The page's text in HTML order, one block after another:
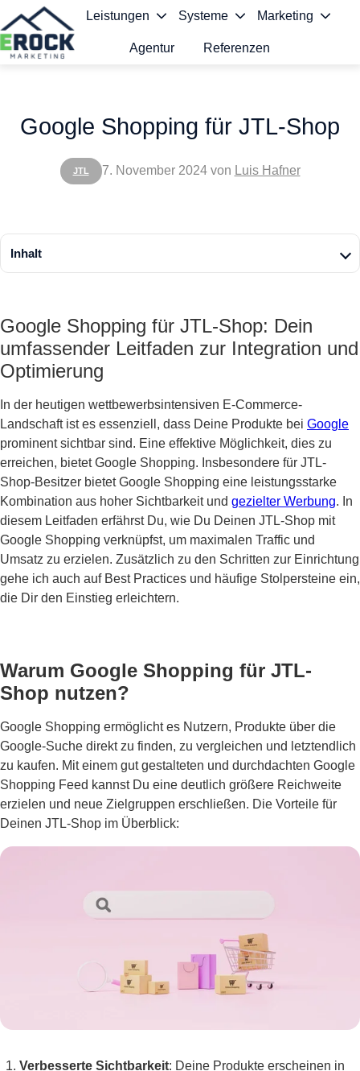
Leistungen Systeme Marketing
Agentur Referenzen
JTL
Google Shopping für JTL-Shop
7. November 2024von Luis Hafner
Inhalt
Google Shopping für JTL-Shop: Dein
umfassender Leitfaden zur Integration und
Optimierung
In der heutigen wettbewerbsintensiven E-Commerce-
Landschaft ist es essenziell, dass Deine Produkte bei Google
prominent sichtbar sind. Eine effektive Möglichkeit, dies zu
erreichen, bietet Google Shopping. Insbesondere für JTL-
Shop-Besitzer bietet Google Shopping eine leistungsstarke
Kombination aus hoher Sichtbarkeit und gezielter Werbung. In
diesem Leitfaden erfährst Du, wie Du Deinen JTL-Shop mit
Google Shopping verknüpfst, um maximalen Traffic und
Umsatz zu erzielen. Zusätzlich zu den Schritten zur Einrichtung
gehe ich auch auf Best Practices und häufige Stolpersteine ein,
die Dir den Einstieg erleichtern.
Warum Google Shopping für JTL-
Shop nutzen?
Google Shopping ermöglicht es Nutzern, Produkte über die
Google-Suche direkt zu finden, zu vergleichen und letztendlich
zu kaufen. Mit einem gut gestalteten und durchdachten Google
Shopping Feed kannst Du eine deutlich größere Reichweite
erzielen und neue Zielgruppen erschließen. Die Vorteile für
Deinen JTL-Shop im Überblick:
Verbesserte Sichtbarkeit: Deine Produkte erscheinen in